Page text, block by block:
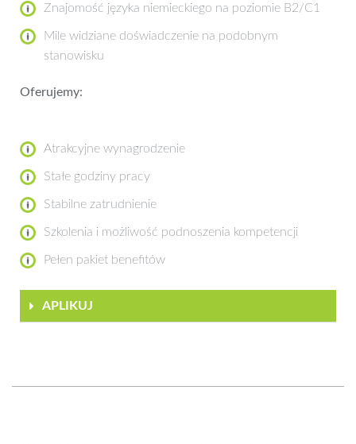
Znajomość języka niemieckiego na poziomie B2/C1
Mile widziane doświadczenie na podobnym
stanowisku
Oferujemy:
Atrakcyjne wynagrodzenie
Stałe godziny pracy
Stabilne zatrudnienie
Szkolenia i możliwość podnoszenia kompetencji
Pełen pakiet benefitów
APLIKUJ